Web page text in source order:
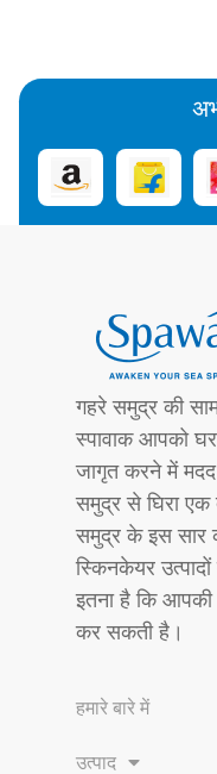
गहरे समुद्र की
स्पावाक आपको
जागृत करने में
समुद्र से घिरा
समुद्र के इस सार
स्किनकेयर
इतना है कि आपकी
कर सकती है।
हमारे बारे में
उत्पाद